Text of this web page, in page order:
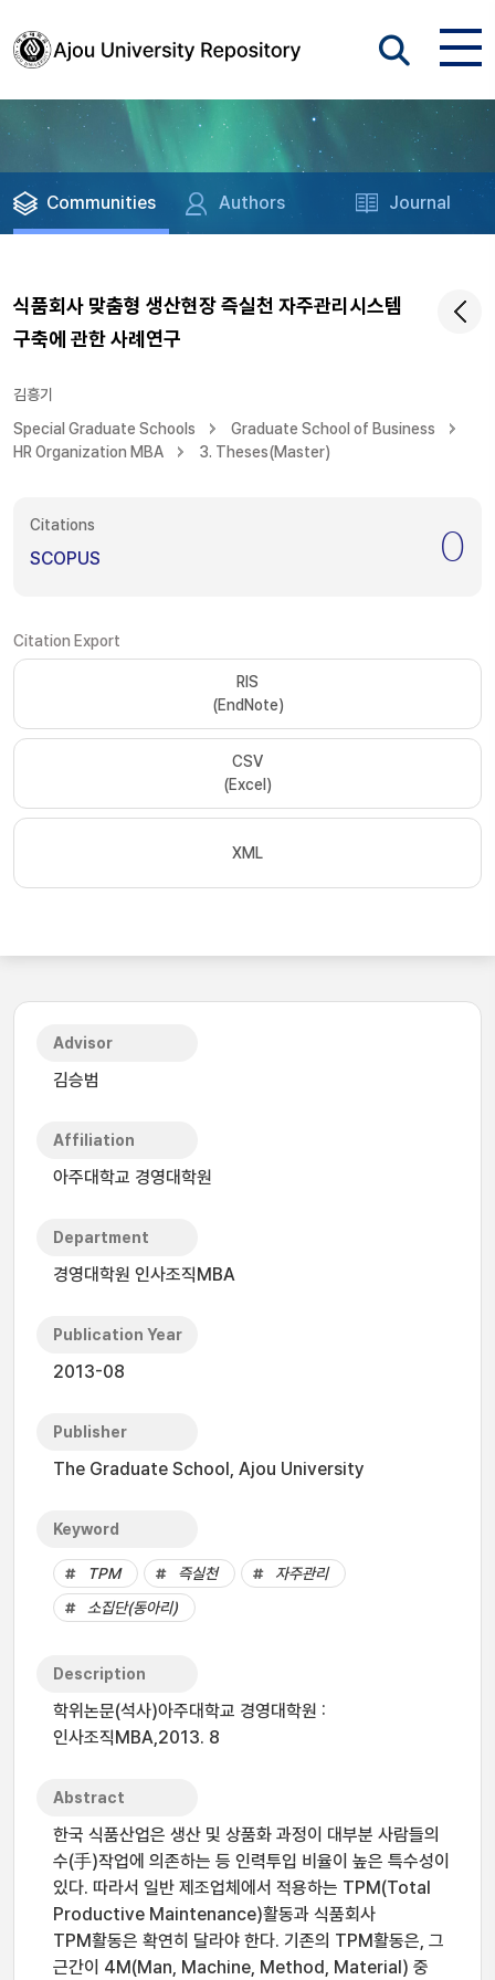
Communities Authors Journal
식품회사 맞춤형 생산현장 즉실천 자주관리시스템
구축에 관한 사례연구
김흥기
Special Graduate Schools
Graduate School of Business
HR Organization MBA
3. Theses(Master)
Citations
SCOPUS 0
Citation Export
RIS
(EndNote)
CSV
(Excel)
XML
Advisor
김승범
Affiliation
아주대학교 경영대학원
Department
경영대학원 인사조직MBA
Publication Year
2013-08
Publisher
The Graduate School, Ajou University
Keyword
TPM 즉실천
자주관리
소집단(동아리)
Description
학위논문(석사)아주대학교 경영대학원 :
인사조직MBA,2013. 8
Abstract
한국 식품산업은 생산 및 상품화 과정이 대부분 사람들의
수(手)작업에 의존하는 등 인력투입 비율이 높은 특수성이
있다. 따라서 일반 제조업체에서 적용하는 TPM(Total
Productive Maintenance)활동과 식품회사
TPM활동은 확연히 달라야 한다. 기존의 TPM활동은, 그
근간이 4M(Man, Machine, Method, Material) 중